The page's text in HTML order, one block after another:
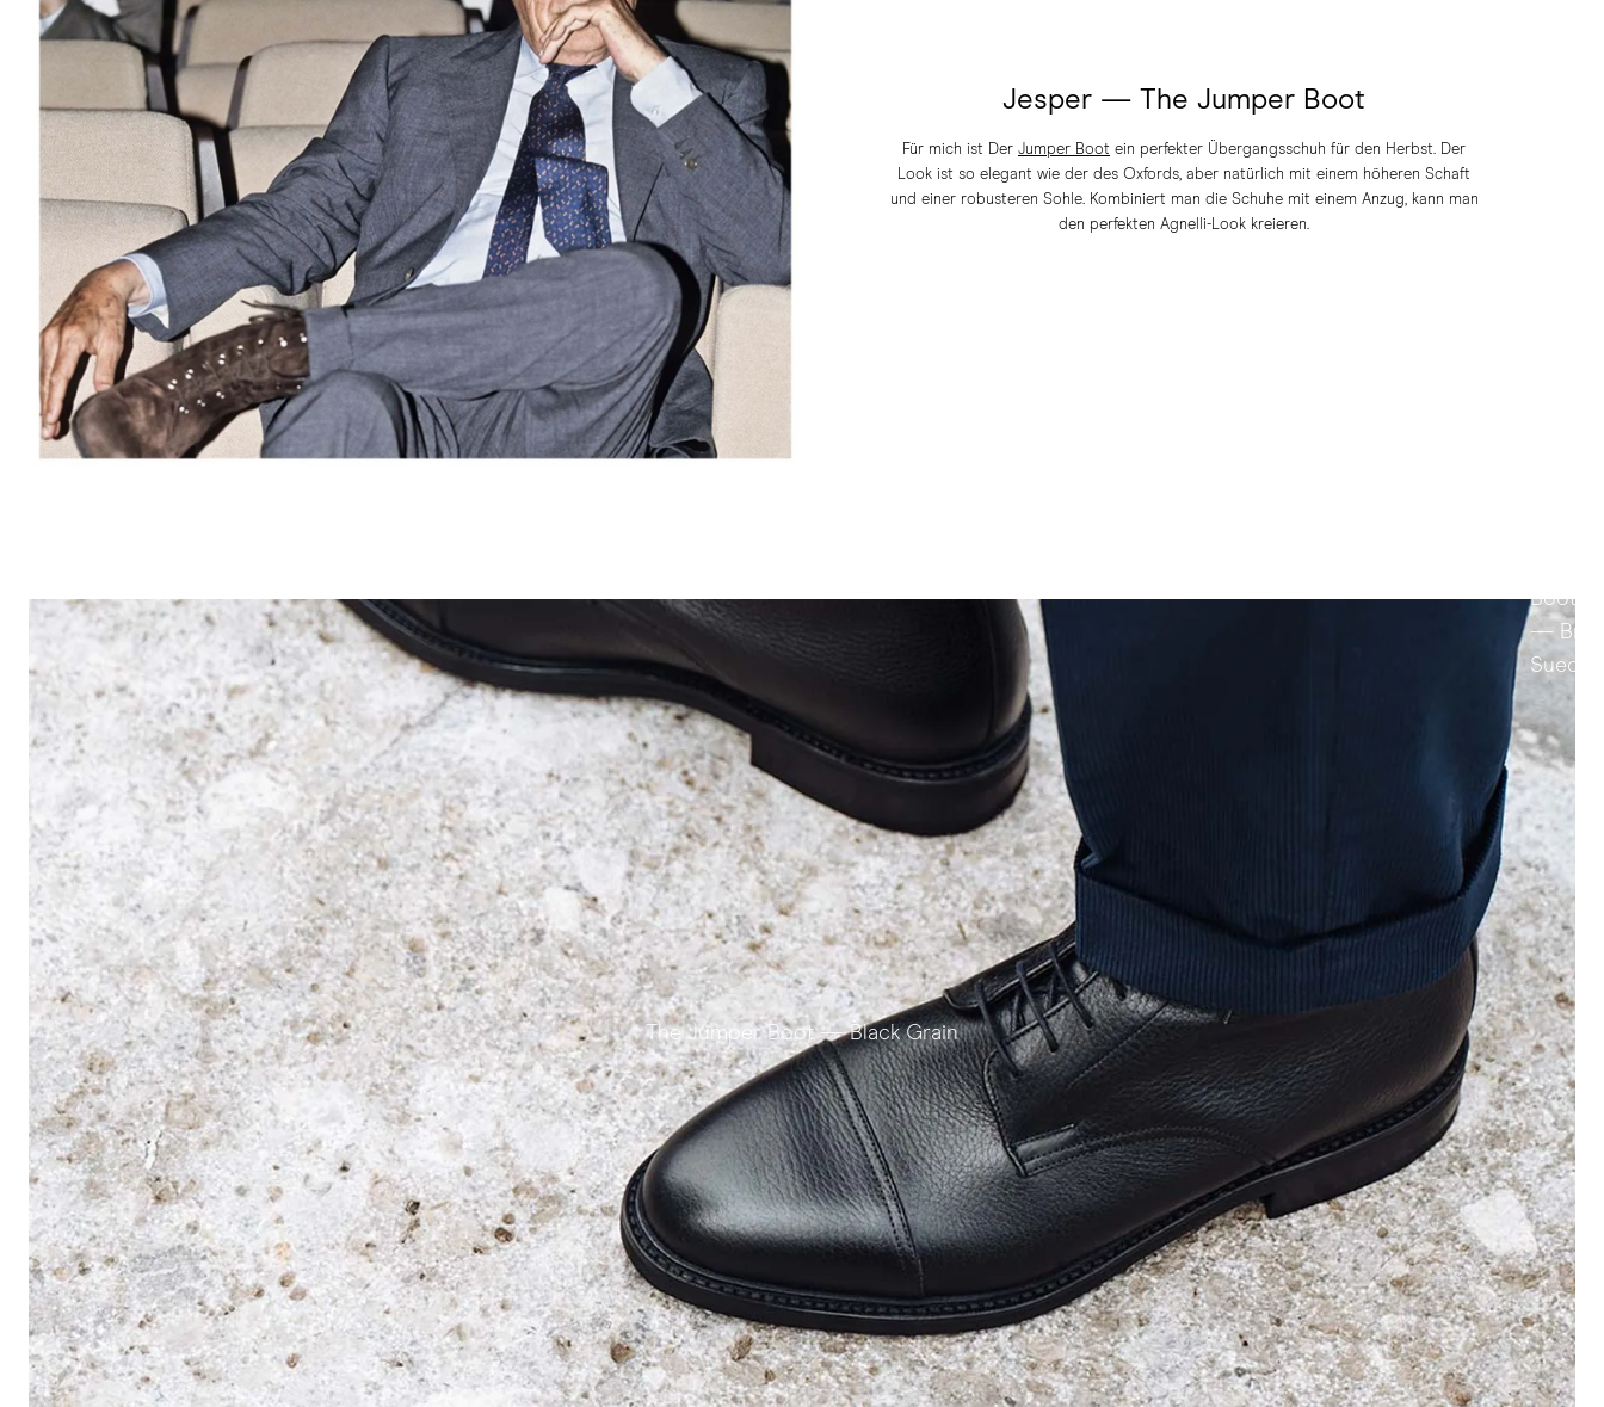
Jesper — The Jumper Boot
Für mich ist Der Jumper Boot ein perfekter Übergangsschuh für den Herbst. Der
Look ist so elegant wie der des Oxfords, aber natürlich mit einem höheren Schaft
und einer robusteren Sohle. Kombiniert man die Schuhe mit einem Anzug, kann man
den perfekten Agnelli-Look kreieren.
The Jumper Boot — Black Grain
Boot
—
Suede